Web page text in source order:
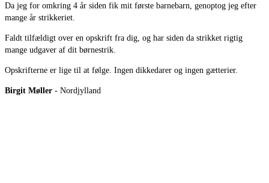
Da jeg for omkring 4 år siden fik mit første barnebarn, genoptog jeg efter
mange år strikkeriet.
Faldt tilfældigt over en opskrift fra dig, og har siden da strikket rigtig
mange udgaver af dit børnestrik.
Opskrifterne er lige til at følge. Ingen dikkedarer og ingen gætterier.
Birgit Møller - Nordjylland